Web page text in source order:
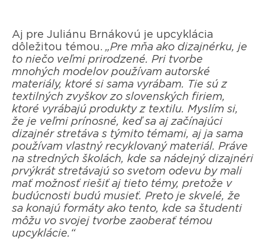
Aj pre Juliánu Brnákovú je upcyklácia
dôležitou témou. „Pre mňa ako dizajnérku, je
to niečo veľmi prirodzené. Pri tvorbe
mnohých modelov používam autorské
materiály, ktoré si sama vyrábam. Tie sú z
textilných zvyškov zo slovenských firiem,
ktoré vyrábajú produkty z textilu. Myslím si,
že je veľmi prínosné, keď sa aj začínajúci
dizajnér stretáva s týmito témami, aj ja sama
používam vlastný recyklovaný materiál. Práve
na stredných školách, kde sa nádejný dizajnéri
prvýkrát stretávajú so svetom odevu by mali
mať možnosť riešiť aj tieto témy, pretože v
budúcnosti budú musieť. Preto je skvelé, že
sa konajú formáty ako tento, kde sa študenti
môžu vo svojej tvorbe zaoberať témou
upcyklácie.“